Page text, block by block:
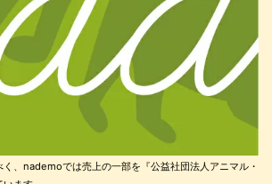
、nademoでは売上の一部を『公益社団法人アニマル・